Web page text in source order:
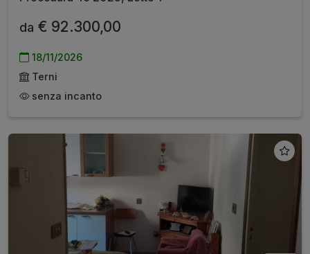
da € 92.300,00
18/11/2026
Terni
senza incanto